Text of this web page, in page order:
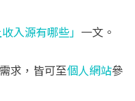
入源有哪些」 一文。
求，皆可至個人網站參